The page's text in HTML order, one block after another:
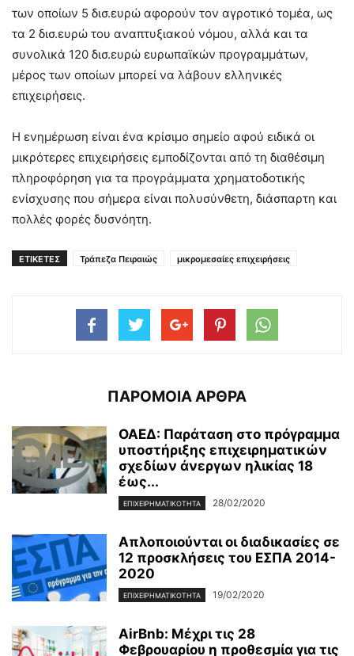
των οποίων 5 δισ.ευρώ αφορούν τον αγροτικό τομέα, ως
τα 2 δισ.ευρώ του αναπτυξιακού νόμου, αλλά και τα
συνολικά 120 δισ.ευρώ ευρωπαϊκών προγραμμάτων,
μέρος των οποίων μπορεί να λάβουν ελληνικές
επιχειρήσεις.
Η ενημέρωση είναι ένα κρίσιμο σημείο αφού ειδικά οι
μικρότερες επιχειρήσεις εμποδίζονται από τη διαθέσιμη
πληροφόρηση για τα προγράμματα χρηματοδοτικής
ενίσχυσης που σήμερα είναι πολυσύνθετη, διάσπαρτη και
πολλές φορές δυσνόητη.
ΕΤΙΚΕΤΕΣ Τράπεζα Πειραιώς μικρομεσαίες επιχειρήσεις
ΠΑΡΟΜΟΙΑ ΑΡΘΡΑ
ΟΑΕΔ: Παράταση στο πρόγραμμα
υποστήριξης επιχειρηματικών
σχεδίων άνεργων ηλικίας 18
έως...
ΕΠΙΧΕΙΡΗΜΑΤΙΚΌΤΗΤΑ 28/02/2020
Απλοποιούνται οι διαδικασίες σε
12 προσκλήσεις του ΕΣΠΑ 2014-
2020
ΕΠΙΧΕΙΡΗΜΑΤΙΚΌΤΗΤΑ 19/02/2020
AirBnb: Μέχρι τις 28
Φεβρουαρίου η προθεσμία για τις